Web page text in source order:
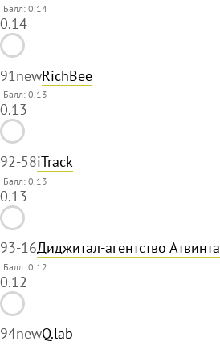
Балл: 0.14
0.14
91 newRichBee
Балл: 0.13
0.13
92-58iTrack
Балл: 0.13
0.13
93-16Диджитал-агентство Атвинта
Балл: 0.12
0.12
94newQ.lab